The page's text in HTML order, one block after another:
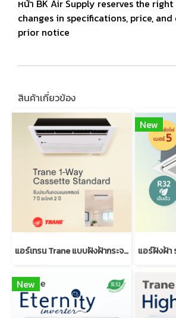
หน้า BK Air Supply reserves the
changes in specifications, price,
prior notice
สินค้าเกี่ยวข้อง
แอร์เทรน Trane แบบฝังฝ้ากระจายลม 1 ทิศทาง มาตรฐาน (R32)
New
New